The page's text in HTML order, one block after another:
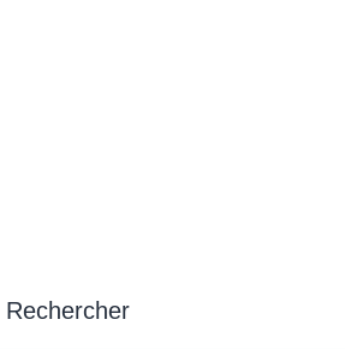
Rechercher